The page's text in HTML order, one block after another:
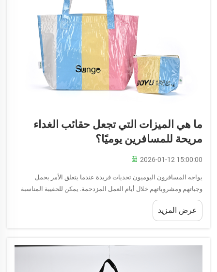
ما هي الميزات التي تجعل حقائب الغداء
مريحة للمسافرين يوميًا؟
2026-01-12 15:00:00
يواجه المسافرون اليوميون تحديات فريدة عندما يتعلق الأمر بحمل
وجباتهم ومشروباتهم خلال أيام العمل المزدحمة. يمكن للحقيبة المناسبة
أن تحوّل تجربة التنقّل بالكامل من خلال توفير حلول تخزين عملية تحافظ
على الطعام طازجًا، والوجبات منظمة...
عرض المزيد